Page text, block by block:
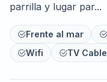
parrilla y lugar par...
Frente al mar
Wifi
TV Cable